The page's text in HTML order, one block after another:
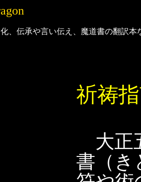
、伝承や言い伝え、魔道書の翻訳本
祈祷
大正
書（き